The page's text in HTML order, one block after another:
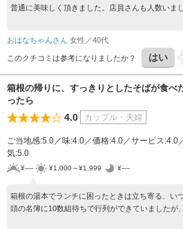
普通に美味しく頂きました。店員さんも人数いま
おはなちゃんさん 女性／40代
このクチコミは参考になりましたか？ はい
箱根の帰りに、すっきりとしたそばが食べ
ったら
4.0 カップル・夫婦
ご当地感:5.0／味:4.0／価格:4.0／サービス:4.0
気:5.0
¥---- ¥1,000～¥1,999 ¥----
箱根の湯本でランチに困ったときは立ち寄る、い
頭の名簿に10数組待ちで行列ができていましたが
容赦なく予約が取り消されるルールなので、長い